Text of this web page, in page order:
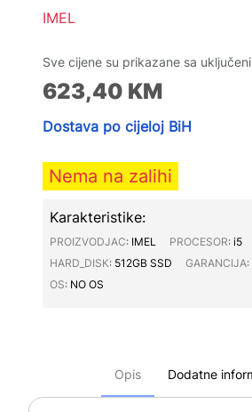
IMEL
Sve cijene su prikazane sa
623,40 KM
Dostava po cijeloj BiH
Nema na zalihi
Karakteristike:
PROIZVODJAC∶ IMEL PROCESOR∶ i5
HARD_DISK∶ 512GB SSD GARANCIJA∶
OS∶ NO OS
Opis Dodatne